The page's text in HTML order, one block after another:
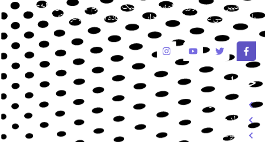
برای تغییر این متن بر روی دکمه ویرایش کلیک کنید. لورم ایپسوم متن ساختگی
با تولید سادگی نامفهوم از صنعت چاپ و با استفاده از طراحان گرافیک است.
خدمات
طراحی سایت
تولد محتوا
سئو سایت